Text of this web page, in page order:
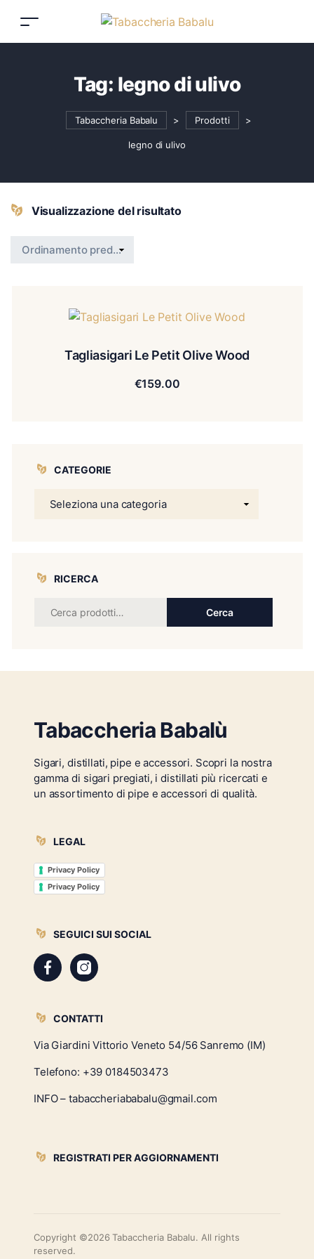
Tag: legno di ulivo
Tabaccheria Babalu > Prodotti >
legno di ulivo
Visualizzazione del risultato
Tagliasigari Le Petit Olive Wood
€159.00
CATEGORIE
RICERCA
Cerca
Tabaccheria Babalù
Sigari, distillati, pipe e accessori. Scopri la nostra
gamma di sigari pregiati, i distillati più ricercati e
un assortimento di pipe e accessori di qualità.
LEGAL
Privacy Policy
Privacy Policy
SEGUICI SUI SOCIAL
CONTATTI
Via Giardini Vittorio Veneto 54/56 Sanremo (IM)
Telefono: +39 0184503473
INFO – tabaccheriababalu@gmail.com
REGISTRATI PER AGGIORNAMENTI
Copyright ©2026 Tabaccheria Babalu. All rights
reserved.